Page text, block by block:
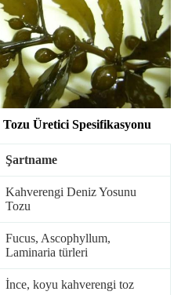
Tozu Üretici Spesifikasyonu
Şartname
Kahverengi Deniz Yosunu
Tozu
Fucus, Ascophyllum,
Laminaria türleri
İnce, koyu kahverengi toz